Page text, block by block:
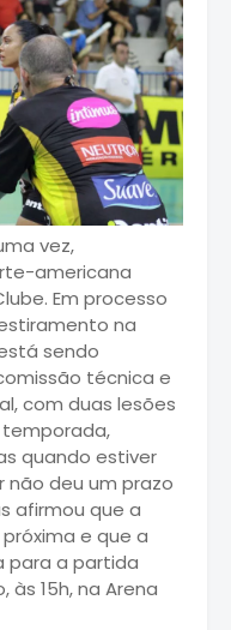
vez,
americana
Em processo
na
sendo
técnica e
com duas lesões
quando estiver
não deu um prazo
afirmou que a
e que a
para a partida
15h, na Arena